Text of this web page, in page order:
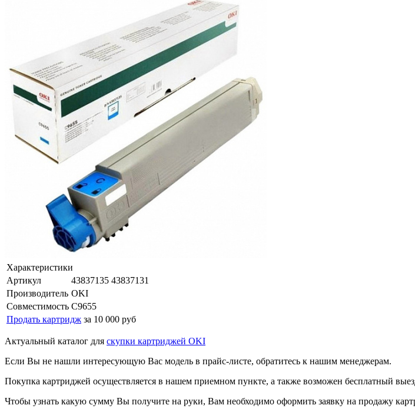
Характеристики
Артикул
43837135 43837131
Производитель OKI
Совместимость C9655
Продать картридж за 10 000 руб
Актуальный каталог для скупки картриджей OKI
Если Вы не нашли интересующую Вас модель в прайс-листе, обратитесь к нашим менеджерам.
Покупка картриджей осуществляется в нашем приемном пункте, а также возможен бесплатный
Чтобы узнать какую сумму Вы получите на руки, Вам необходимо оформить заявку на продажу